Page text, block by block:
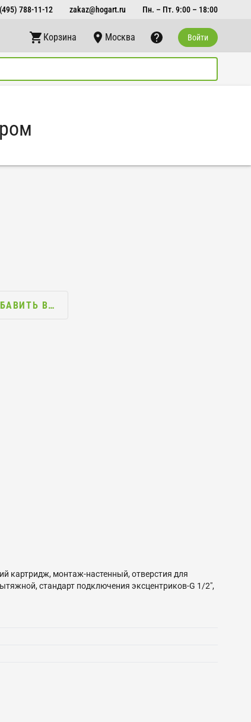
788-11-12 zakaz@hogart.ru Пн. – Пт. 9:00 – 18:00
Корзина Москва Войти
В…
картридж, монтаж-настенный, отверстия для
стандарт подключения эксцентриков-G 1/2",